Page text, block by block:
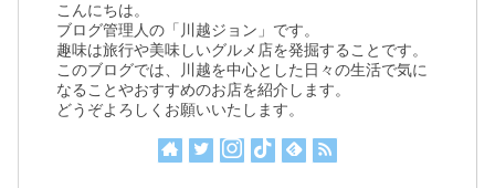
こんにちは。
ブログ管理人の「川越ジョン」です。
趣味は旅行や美味しいグルメ店を発掘することです。
このブログでは、川越を中心とした日々の生活で気に
なることやおすすめのお店を紹介します。
どうぞよろしくお願いいたします。